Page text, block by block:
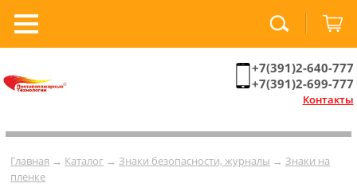
+7(391)2-640-777
+7(391)2-699-777
Контакты
Главная → Каталог →Знаки безопасности, журналы →Знаки на
пленке